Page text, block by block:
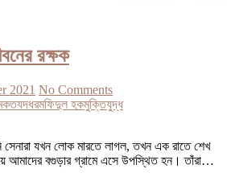
রক্ষক
2021 No Comments
মফিদুল হকমুক্তিযুদ্ধ
যখন লোক মারতে লাগল, তখন এক রাতে শেখ
আমাদের বগুড়ার গ্রামে এসে উপস্থিত হন। তাঁরা…